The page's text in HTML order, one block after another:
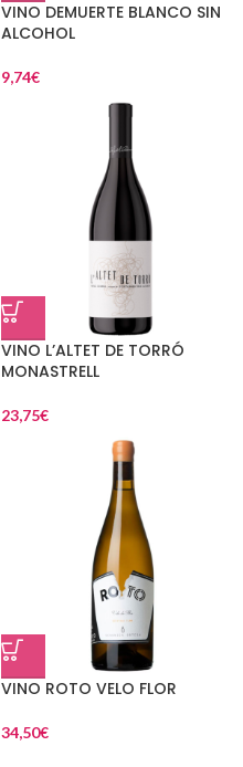
VINO DEMUERTE BLANCO SIN
ALCOHOL
9,74€
VINO L’ALTET DE TORRÓ
MONASTRELL
23,75€
VINO ROTO VELO FLOR
34,50€